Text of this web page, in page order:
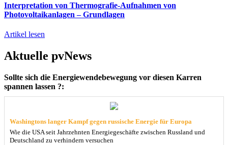
Interpretation von Thermografie-Aufnahmen von
Photovoltaikanlagen – Grundlagen
Artikel lesen
Aktuelle pvNews
Sollte sich die Energiewendebewegung vor diesen Karren
spannen lassen ?:
Washingtons langer Kampf gegen russische Energie für Europa
Wie die USA seit Jahrzehnten Energiegeschäfte zwischen Russland und
Deutschland zu verhindern versuchen